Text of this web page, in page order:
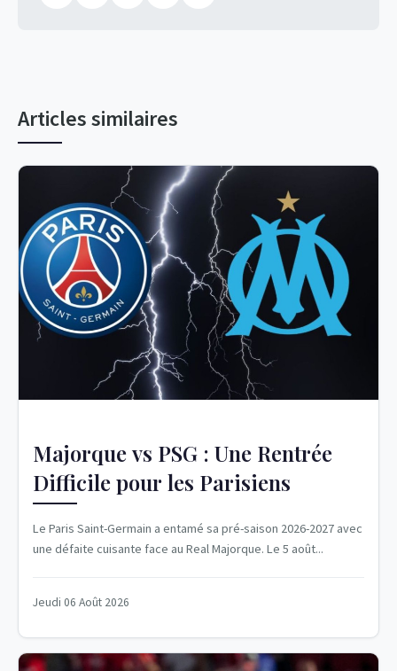
Articles similaires
Majorque vs PSG : Une Rentrée
Difficile pour les Parisiens
Le Paris Saint-Germain a entamé sa pré-saison 2026-2027 avec
une défaite cuisante face au Real Majorque. Le 5 août...
Jeudi 06 Août 2026